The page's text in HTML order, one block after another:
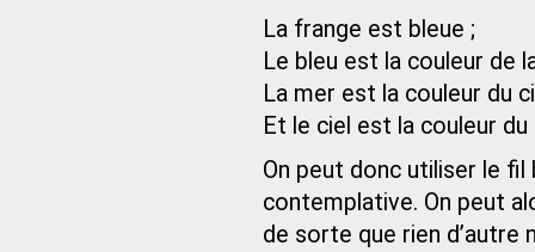
La frange est bleue ;
Le bleu est la couleur de
La mer est la couleur du
Et le ciel est la couleur
On peut donc utiliser le
contemplative. On peut
de sorte que rien d’autre